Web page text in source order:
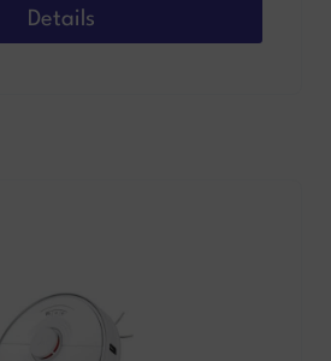
Details